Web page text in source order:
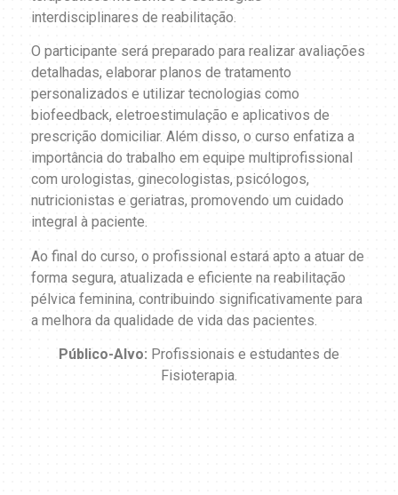
interdisciplinares de reabilitação.
O participante será preparado para realizar avaliações
detalhadas, elaborar planos de tratamento
personalizados e utilizar tecnologias como
biofeedback, eletroestimulação e aplicativos de
prescrição domiciliar. Além disso, o curso enfatiza a
importância do trabalho em equipe multiprofissional
com urologistas, ginecologistas, psicólogos,
nutricionistas e geriatras, promovendo um cuidado
integral à paciente.
Ao final do curso, o profissional estará apto a atuar de
forma segura, atualizada e eficiente na reabilitação
pélvica feminina, contribuindo significativamente para
a melhora da qualidade de vida das pacientes.
Público-Alvo: Profissionais e estudantes de
Fisioterapia.